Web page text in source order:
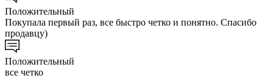
Положительный
Покупала первый раз, все быстро четко и понятно. Спасибо
продавцу)
Положительный
все четко